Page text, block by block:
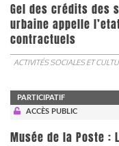
Gel des crédits des
urbaine appelle
contractuels
ACTIVITÉS SOCIALES ET
PARTICIPATIF
ACCÈS PUBLIC
Musée de la Poste